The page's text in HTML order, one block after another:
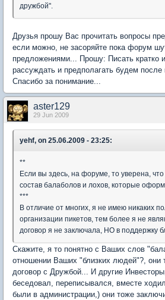
дружбой".
Друзья прошу Вас прочитать вопросы
если можно, не засоряйте пока форум
предложениями... Прошу: Писать кратко
рассуждать и предполагать будем
Спасибо за понимание...
aster129
29 Jun 2009
yehf, on 25.06.2009 - 23:25:
**
Если вы здесь, на форуме, то уверена,
состав балаболов и лохов, которые
***
В отличие от многих, я не имею никаких
организации пикетов, тем более я не
договор я не заключала, НО в поддержку
Скажите, я то понятно с Ваших слов
отношении Ваших "близких людей"?, они
договор с Дружбой... И другие
беседовал, переписывался, вместе
были в администрации,) они тоже